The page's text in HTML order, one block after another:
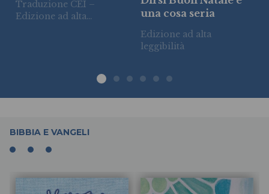
Traduzione CEI –
Edizione ad alta
una cosa seria
Edizione ad alta
leggibilità
BIBBIA E VANGELI